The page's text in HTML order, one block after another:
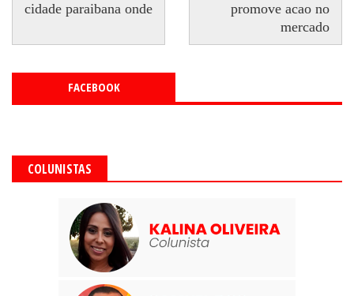
cidade paraibana onde
promove acao no
mercado
FACEBOOK
COLUNISTAS